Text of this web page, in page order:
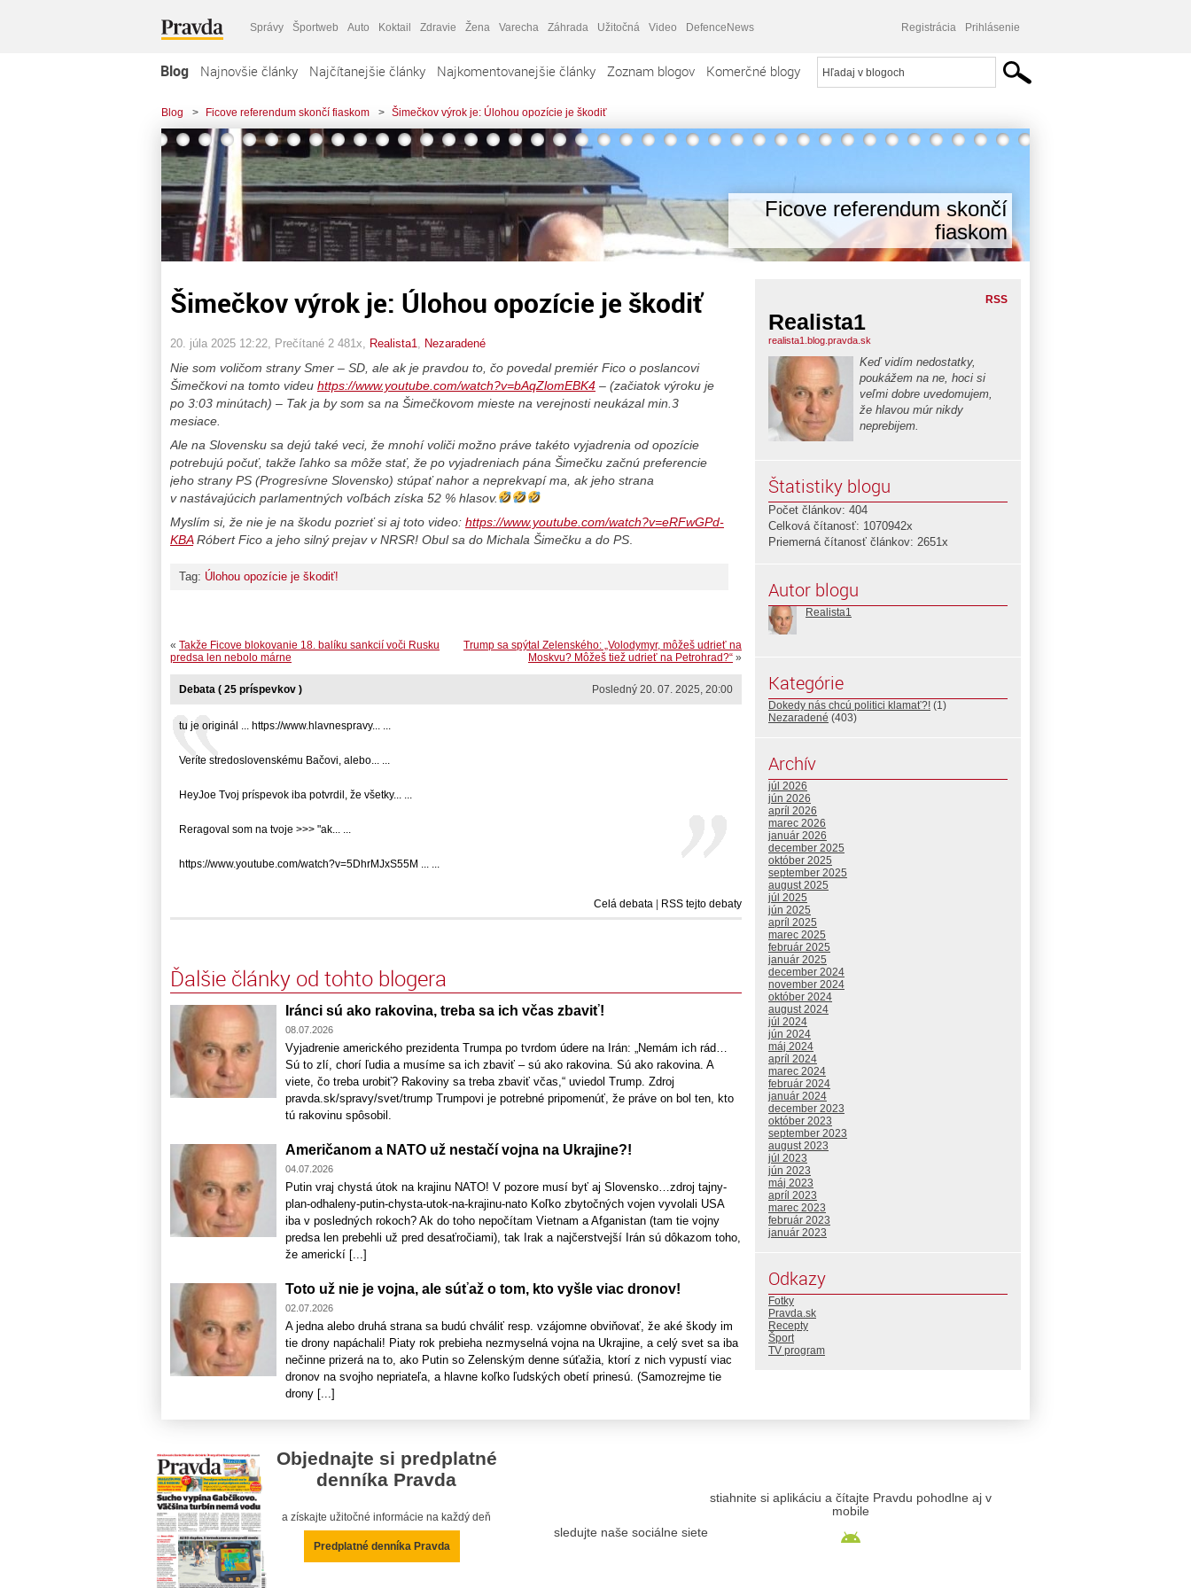
Správy Športweb Auto Koktail Zdravie Žena Varecha Záhrada Užitočná Video DefenceNews Registrácia Prihlásenie
Blog Najnovšie články Najčítanejšie články Najkomentovanejšie články Zoznam blogov Komerčné blogy
Blog > Ficove referendum skončí fiaskom > Šimečkov výrok je: Úlohou opozície je škodiť
Ficove referendum skončí
fiaskom
Šimečkov výrok je: Úlohou opozície je škodiť
20. júla 2025 12:22 , Prečítané 2 481x, Realista1 Nezaradené
Nie som voličom strany Smer – SD, ale ak je pravdou to, čo povedal premiér Fico o poslancovi
Šimečkovi na tomto videu https://www.youtube.com/watch?v=bAqZlomEBK4 – (začiatok výroku je
po 3:03 minútach) – Tak ja by som sa na Šimečkovom mieste na verejnostineukázal min.3
mesiace.
Ale na Slovensku sa dejú také veci, že mnohí voliči možno práve takéto vyjadrenia od opozície
potrebujú počuť, takže ľahko sa môže stať, že po vyjadreniach pána Šimečku začnú preferencie
jeho strany PS (Progresívne Slovensko) stúpať nahor a neprekvapí ma, ak jeho strana
v nastávajúcich parlamentných voľbách získa 52 % hlasov.
Myslím si, že nie je na škodu pozrieť si aj toto video: https://www.youtube.com/watch?v=eRFwGPd-
KBARóbert Fico a jeho silný prejav v NRSR! Obul sa do Michala Šimečku a do PS
Tag: Úlohou opozície je škodiť!
Trump sa spýtal Zelenského: „Volodymyr, môžeš udrieť na
Moskvu? Môžeš tiež udrieť na Petrohrad?“ »
« Takže Ficove blokovanie 18. balíku sankcií voči Rusku
predsa len nebolo márne
Posledný 20. 07. 2025, 20:00
Debata ( 25 príspevkov )
tu je originál ... https://www.hlavnespravy... ...
Veríte stredoslovenskému Bačovi, alebo... ...
HeyJoe Tvoj príspevok iba potvrdil, že všetky... ...
Reragoval som na tvoje >>> "ak... ...
https://www.youtube.com/watch?v=5DhrMJxS55M ... ...
Celá debata RSS tejto debaty
Ďalšie články od tohto blogera
Iránci sú ako rakovina, treba sa ich včas zbaviť!
08.07.2026
Vyjadrenie amerického prezidenta Trumpa po tvrdom údere na Irán: „Nemám ich rád…
Sú to zlí, chorí ľudia a musíme sa ich zbaviť – sú ako rakovina. Sú ako rakovina. A
viete, čo treba urobiť? Rakoviny sa treba zbaviť včas,“ uviedol Trump. Zdroj
pravda.sk/spravy/svet/trump Trumpovi je potrebné pripomenúť, že práve on bol ten, kto
tú rakovinu spôsobil.
Američanom a NATO už nestačí vojna na Ukrajine?!
04.07.2026
Putin vraj chystá útok na krajinu NATO! V pozore musí byť aj Slovensko…zdroj tajny-
plan-odhaleny-putin-chysta-utok-na-krajinu-nato Koľko zbytočných vojen vyvolali USA
iba v posledných rokoch? Ak do toho nepočítam Vietnam a Afganistan (tam tie vojny
predsa len prebehli už pred desaťročiami), tak Irak a najčerstvejší Irán sú dôkazom toho,
že americkí [...]
Toto už nie je vojna, ale súťaž o tom, kto vyšle viac dronov!
02.07.2026
A jedna alebo druhá strana sa budú chváliť resp. vzájomne obviňovať, že aké škody im
tie drony napáchali! Piaty rok prebieha nezmyselná vojna na Ukrajine, a celý svet sa iba
nečinne prizerá na to, ako Putin so Zelenským denne súťažia, ktorí z nich vypustí viac
dronov na svojho nepriateľa, a hlavne koľko ľudských obetí prinesú. (Samozrejme tie
drony [...]
RSS
Realista1
realista1.blog.pravda.sk
Keď vidím nedostatky,
poukážem na ne, hoci si
veľmi dobre uvedomujem,
že hlavou múr nikdy
neprebijem.
Štatistiky blogu
Počet článkov: 404
Celková čítanosť: 1070942x
Priemerná čítanosť článkov: 2651x
Autor blogu
Realista1
Kategórie
Dokedy nás chcú politici klamať?! (1)
Nezaradené (403)
Archív
júl 2026
jún 2026
apríl 2026
marec 2026
január 2026
december 2025
október 2025
september 2025
august 2025
júl 2025
jún 2025
apríl 2025
marec 2025
február 2025
január 2025
december 2024
november 2024
október 2024
august 2024
júl 2024
jún 2024
máj 2024
apríl 2024
marec 2024
február 2024
január 2024
december 2023
október 2023
september 2023
august 2023
júl 2023
jún 2023
máj 2023
apríl 2023
marec 2023
február 2023
január 2023
Odkazy
Fotky
Pravda.sk
Recepty
Šport
TV program
Objednajte si predplatné
denníka Pravda
a získajte užitočné informácie na každý deň
Predplatné denníka Pravda
sledujte naše sociálne siete
stiahnite si aplikáciu a čítajte Pravdu pohodlne aj v
mobile